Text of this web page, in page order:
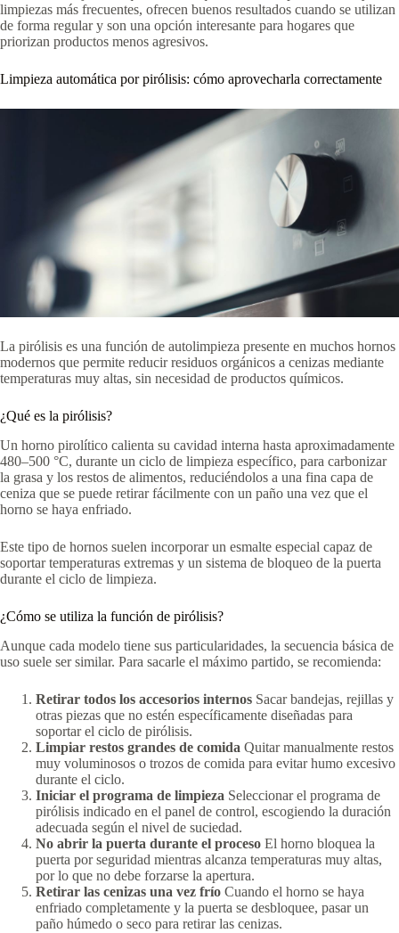
limpiezas más frecuentes, ofrecen buenos resultados cuando se utilizan
de forma regular y son una opción interesante para hogares que
priorizan productos menos agresivos.
Limpieza automática por pirólisis: cómo aprovecharla correctamente
La pirólisis es una función de autolimpieza presente en muchos hornos
modernos que permite reducir residuos orgánicos a cenizas mediante
temperaturas muy altas, sin necesidad de productos químicos.
¿Qué es la pirólisis?
Un horno pirolítico calienta su cavidad interna hasta aproximadamente
480–500 °C, durante un ciclo de limpieza específico, para carbonizar
la grasa y los restos de alimentos, reduciéndolos a una fina capa de
ceniza que se puede retirar fácilmente con un paño una vez que el
horno se haya enfriado.
Este tipo de hornos suelen incorporar un esmalte especial capaz de
soportar temperaturas extremas y un sistema de bloqueo de la puerta
durante el ciclo de limpieza.
¿Cómo se utiliza la función de pirólisis?
Aunque cada modelo tiene sus particularidades, la secuencia básica de
uso suele ser similar. Para sacarle el máximo partido, se recomienda:
Retirar todos los accesorios internos Sacar bandejas, rejillas y
otras piezas que no estén específicamente diseñadas para
soportar el ciclo de pirólisis.
Limpiar restos grandes de comida Quitar manualmente restos
muy voluminosos o trozos de comida para evitar humo excesivo
durante el ciclo.
Iniciar el programa de limpieza Seleccionar el programa de
pirólisis indicado en el panel de control, escogiendo la duración
adecuada según el nivel de suciedad.
No abrir la puerta durante el proceso El horno bloquea la
puerta por seguridad mientras alcanza temperaturas muy altas,
por lo que no debe forzarse la apertura.
Retirar las cenizas una vez frío Cuando el horno se haya
enfriado completamente y la puerta se desbloquee, pasar un
paño húmedo o seco para retirar las cenizas.